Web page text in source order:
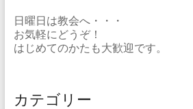
日曜日は教会へ・・・
お気軽にどうぞ！
はじめてのかたも大歓迎です。
カテゴリー